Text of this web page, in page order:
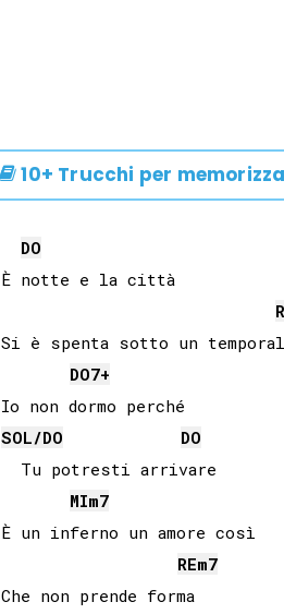
10+ Trucchi per
DO
È notte e la città
Si è spenta sotto un
DO7+
SOL/DO
DO
  Tu potresti arrivare
MIm7
È un inferno un amore così
REm7
Che non prende forma